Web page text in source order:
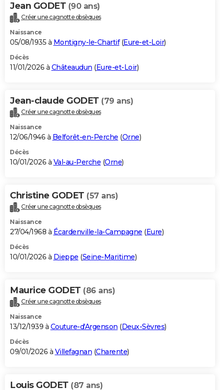
Jean GODET (90 ans)
Créer une cagnotte obsèques
Naissance
05/08/1935 à Montigny-le-Chartif(Eure-et-Loir)
Décès
11/01/2026 à Châteaudun (Eure-et-Loir)
Jean-claude GODET (79 ans)
Créer une cagnotte obsèques
Naissance
12/06/1946 à Belforêt-en-Perche (Orne)
Décès
10/01/2026 à Val-au-Perche (Orne)
Christine GODET (57 ans)
Créer une cagnotte obsèques
Naissance
27/04/1968 à Écardenville-la-Campagne (Eure)
Décès
10/01/2026 à Dieppe (Seine-Maritime)
Maurice GODET (86 ans)
Créer une cagnotte obsèques
Naissance
13/12/1939 à Couture-d'Argenson (Deux-Sèvres)
Décès
09/01/2026 à Villefagnan (Charente)
Louis GODET (87 ans)